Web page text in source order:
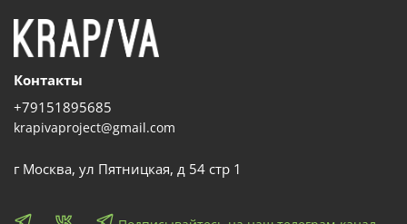
Контакты
+79151895685
krapivaproject@gmail.com
г Москва, ул Пятницкая, д 54 стр 1